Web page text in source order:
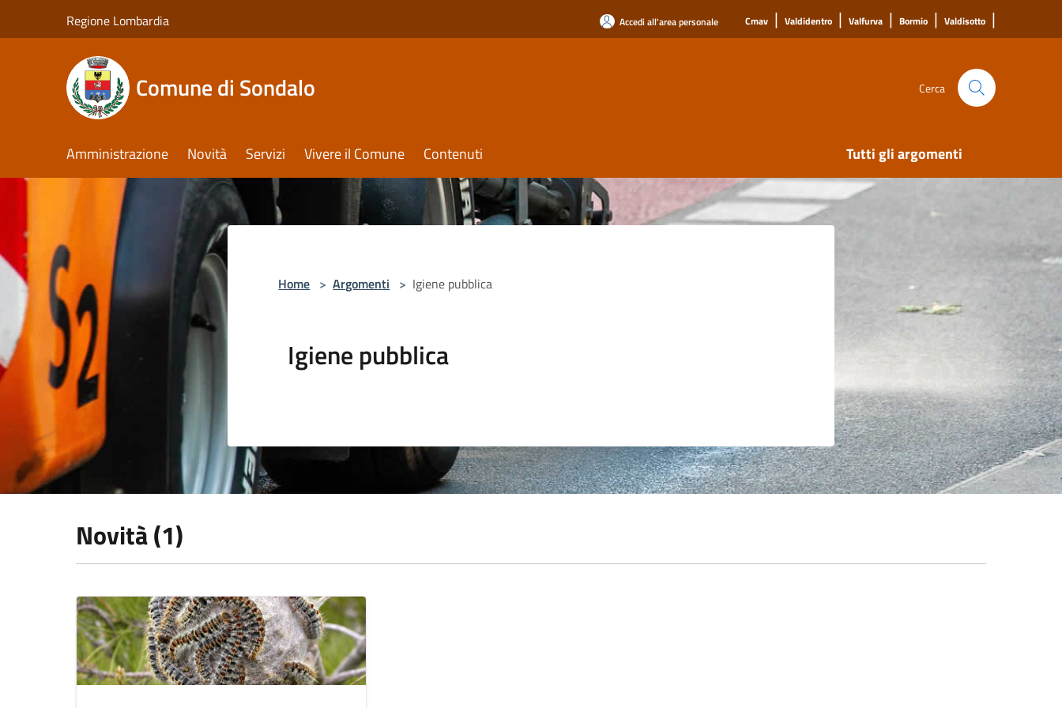
Regione Lombardia Accedi all'area personale Cmav | Valdidentro | Valfurva | Bormio | Valdisotto |
Comune di Sondalo Cerca
Amministrazione Novità Servizi Vivere il Comune Contenuti Tutti gli argomenti
Home > Argomenti > Igiene pubblica
Igiene pubblica
Novità (1)